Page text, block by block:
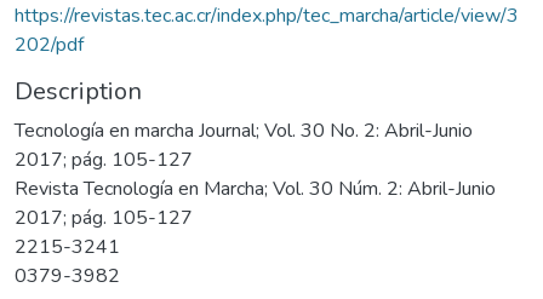
https://revistas.tec.ac.cr/index.php/tec_marcha/article/view/3
202/pdf
Description
Tecnología en marcha Journal; Vol. 30 No. 2: Abril-Junio
2017; pág. 105-127
Revista Tecnología en Marcha; Vol. 30 Núm. 2: Abril-Junio
2017; pág. 105-127
2215-3241
0379-3982